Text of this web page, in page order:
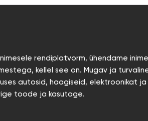
rendiplatvorm, ühendame
kellel see on. Mugav ja
autosid, haagiseid, elektroonikat ja
toode ja kasutage.